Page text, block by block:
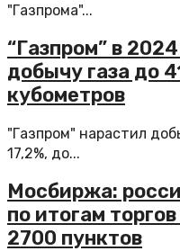
"Газпрома"...
“Газпром” в
добычу газа до
кубометров
"Газпром" нарастил
17,2%, до...
Мосбиржа:
по итогам
2700 пунктов